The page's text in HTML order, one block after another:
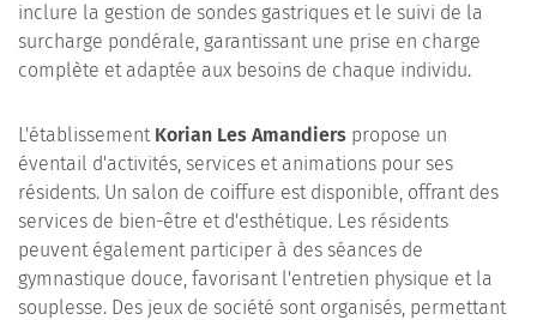
inclure la gestion de sondes gastriques et le suivi de la
surcharge pondérale, garantissant une prise en charge
complète et adaptée aux besoins de chaque individu.
L'établissement Korian Les Amandiers propose un
éventail d'activités, services et animations pour ses
résidents. Un salon de coiffure est disponible, offrant des
services de bien-être et d'esthétique. Les résidents
peuvent également participer à des séances de
gymnastique douce, favorisant l'entretien physique et la
souplesse. Des jeux de société sont organisés, permettant